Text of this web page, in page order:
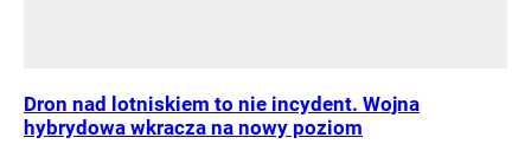
Dron nad lotniskiem to nie incydent. Wojna
hybrydowa wkracza na nowy poziom